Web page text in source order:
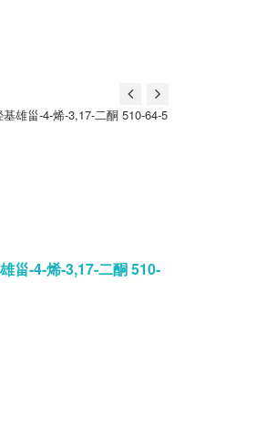
甾-4-烯-3,17-二酮 510-